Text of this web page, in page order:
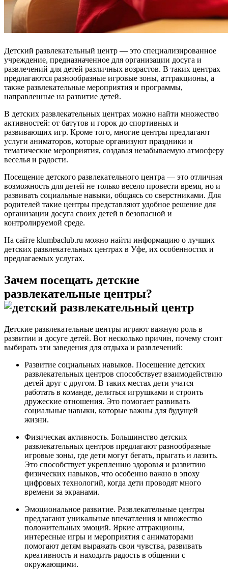
Детский развлекательный центр — это специализированное
учреждение, предназначенное для организации досуга и
развлечений для детей различных возрастов. В таких центрах
предлагаются разнообразные игровые зоны, аттракционы, а
также развлекательные мероприятия и программы,
направленные на развитие детей.
В детских развлекательных центрах можно найти множество
активностей: от батутов и горок до спортивных и
развивающих игр. Кроме того, многие центры предлагают
услуги аниматоров, которые организуют праздники и
тематические мероприятия, создавая незабываемую атмосферу
веселья и радости.
Посещение детского развлекательного центра — это отличная
возможность для детей не только весело провести время, но и
развивать социальные навыки, общаясь со сверстниками. Для
родителей такие центры представляют удобное решение для
организации досуга своих детей в безопасной и
контролируемой среде.
На сайте klumbaclub.ru можно найти информацию о лучших
детских развлекательных центрах в Уфе, их особенностях и
предлагаемых услугах.
Зачем посещать детские
развлекательные центры?
Детские развлекательные центры играют важную роль в
развитии и досуге детей. Вот несколько причин, почему стоит
выбирать эти заведения для отдыха и развлечений:
Развитие социальных навыков. Посещение детских
развлекательных центров способствует взаимодействию
детей друг с другом. В таких местах дети учатся
работать в команде, делиться игрушками и строить
дружеские отношения. Это помогает развивать
социальные навыки, которые важны для будущей
жизни.
Физическая активность. Большинство детских
развлекательных центров предлагают разнообразные
игровые зоны, где дети могут бегать, прыгать и лазить.
Это способствует укреплению здоровья и развитию
физических навыков, что особенно важно в эпоху
цифровых технологий, когда дети проводят много
времени за экранами.
Эмоциональное развитие. Развлекательные центры
предлагают уникальные впечатления и множество
положительных эмоций. Яркие аттракционы,
интересные игры и мероприятия с аниматорами
помогают детям выражать свои чувства, развивать
креативность и находить радость в общении с
окружающими.